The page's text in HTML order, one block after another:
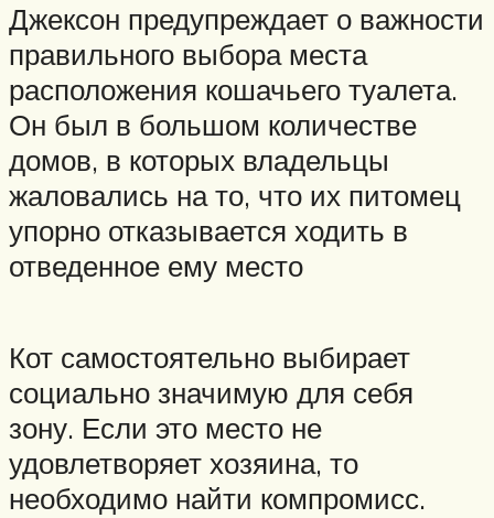
Джексон предупреждает о важности
правильного выбора места
расположения кошачьего туалета.
Он был в большом количестве
домов, в которых владельцы
жаловались на то, что их питомец
упорно отказывается ходить в
отведенное ему место
Кот самостоятельно выбирает
социально значимую для себя
зону. Если это место не
удовлетворяет хозяина, то
необходимо найти компромисс.